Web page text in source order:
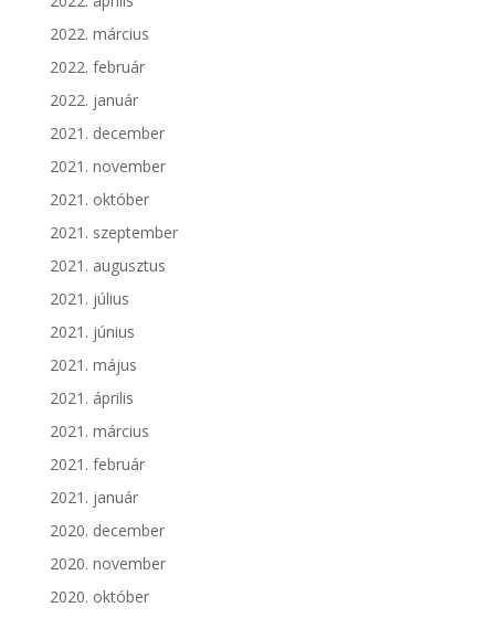
2022. március
2022. február
2022. január
2021. december
2021. november
2021. október
2021. szeptember
2021. augusztus
2021. július
2021. június
2021. május
2021. április
2021. március
2021. február
2021. január
2020. december
2020. november
2020. október